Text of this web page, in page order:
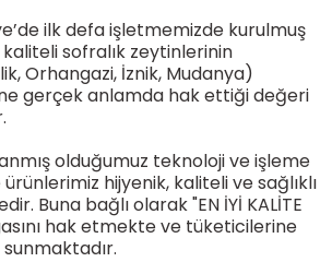
ilk defa işletmemizde kurulmuş
sofralık zeytinlerinin
Orhangazi, İznik, Mudanya)
gerçek anlamda hak ettiği değeri
olduğumuz teknoloji ve işleme
hijyenik, kaliteli ve sağlıklı
Buna bağlı olarak "EN İYİ KALİTE
hak etmekte ve tüketicilerine